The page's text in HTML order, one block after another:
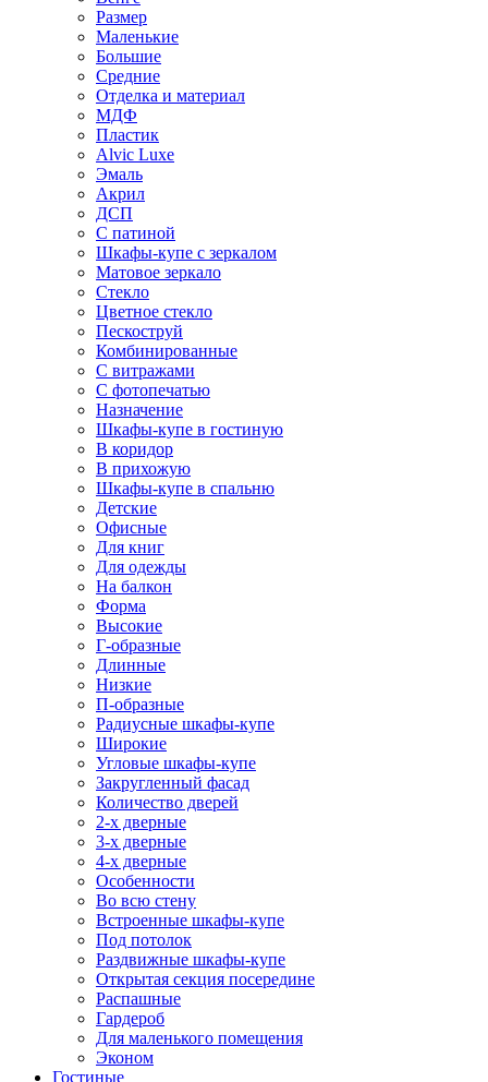
Размер
Маленькие
Большие
Средние
Отделка и материал
МДФ
Пластик
Alvic Luxe
Эмаль
Акрил
ДСП
С патиной
Шкафы-купе с зеркалом
Матовое зеркало
Стекло
Цветное стекло
Пескоструй
Комбинированные
С витражами
С фотопечатью
Назначение
Шкафы-купе в гостиную
В коридор
В прихожую
Шкафы-купе в спальню
Детские
Офисные
Для книг
Для одежды
На балкон
Форма
Высокие
Г-образные
Длинные
Низкие
П-образные
Радиусные шкафы-купе
Широкие
Угловые шкафы-купе
Закругленный фасад
Количество дверей
2-х дверные
3-х дверные
4-х дверные
Особенности
Во всю стену
Встроенные шкафы-купе
Под потолок
Раздвижные шкафы-купе
Открытая секция посередине
Распашные
Гардероб
Для маленького помещения
Эконом
Гостиные